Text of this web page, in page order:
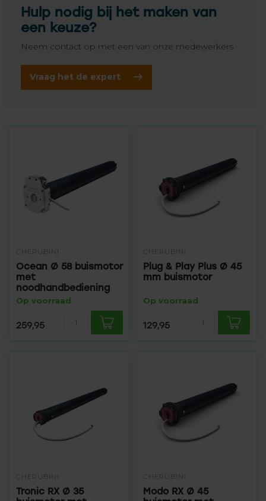
Hulp nodig bij het maken van
een keuze?
Neem contact op met een van onze medewerkers
Vraag het de expert
CHERUBINI
Ocean Ø 58 buismotor
met
noodhandbediening
Op voorraad
259,95
CHERUBINI
Plug & Play Plus Ø 45
mm buismotor
Op voorraad
129,95
CHERUBINI
Tronic RX Ø 35
CHERUBINI
Modo RX Ø 45